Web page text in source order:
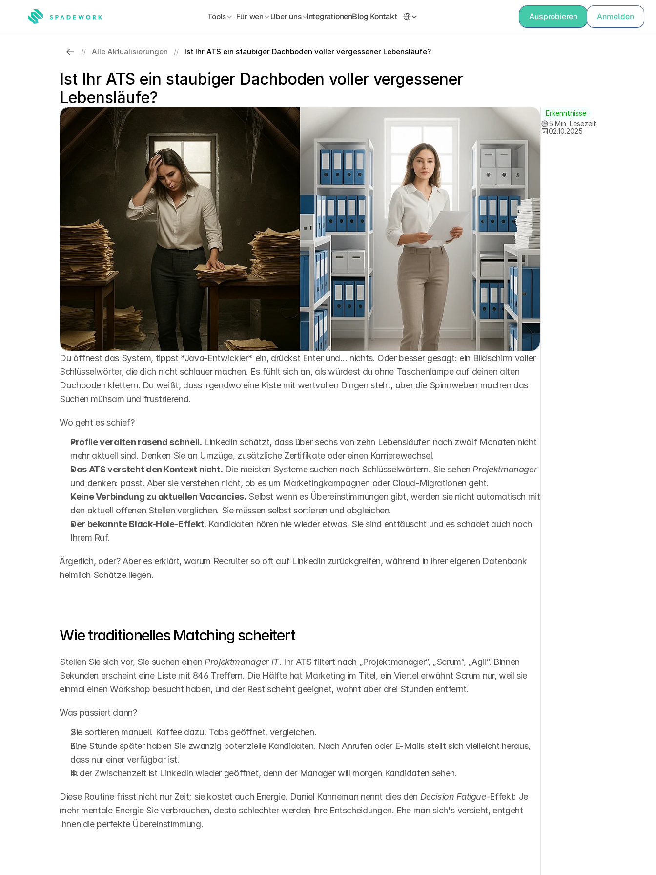
Tools Für wen Über uns IntegrationenBlog Kontakt Ausprobieren
Anmelden
// Alle Aktualisierungen // Ist Ihr ATS ein staubiger Dachboden voller vergessener Lebensläufe?
Ist Ihr ATS ein staubiger Dachboden voller vergessener
Lebensläufe?
Du öffnest das System, tippst *Java-Entwickler* ein, drückst Enter und… nichts. Oder besser gesagt: ein Bildschirm voller
Schlüsselwörter, die dich nicht schlauer machen. Es fühlt sich an, als würdest du ohne Taschenlampe auf deinen alten
Dachboden klettern. Du weißt, dass irgendwo eine Kiste mit wertvollen Dingen steht, aber die Spinnweben machen das
Suchen mühsam und frustrierend.
Wo geht es schief?
Profile veralten rasend schnell. LinkedIn schätzt, dass über sechs von zehn Lebensläufen nach zwölf Monaten nicht
mehr aktuell sind. Denken Sie an Umzüge, zusätzliche Zertifikate oder einen Karrierewechsel.
Das ATS versteht den Kontext nicht. Die meisten Systeme suchen nach Schlüsselwörtern. Sie sehen Projektmanager
und denken: passt. Aber sie verstehen nicht, ob es um Marketingkampagnen oder Cloud-Migrationen geht.
Keine Verbindung zu aktuellen Vacancies. Selbst wenn es Übereinstimmungen gibt, werden sie nicht automatisch mit
den aktuell offenen Stellen verglichen. Sie müssen selbst sortieren und abgleichen.
Der bekannte Black-Hole-Effekt. Kandidaten hören nie wieder etwas. Sie sind enttäuscht und es schadet auch noch
Ihrem Ruf.
Ärgerlich, oder? Aber es erklärt, warum Recruiter so oft auf LinkedIn zurückgreifen, während in ihrer eigenen Datenbank
heimlich Schätze liegen.
Wie traditionelles Matching scheitert
Stellen Sie sich vor, Sie suchen einen Projektmanager IT. Ihr ATS filtert nach „Projektmanager“, „Scrum“, „Agil“. Binnen
Sekunden erscheint eine Liste mit 846 Treffern. Die Hälfte hat Marketing im Titel, ein Viertel erwähnt Scrum nur, weil sie
einmal einen Workshop besucht haben, und der Rest scheint geeignet, wohnt aber drei Stunden entfernt.
Was passiert dann?
Sie sortieren manuell. Kaffee dazu, Tabs geöffnet, vergleichen.
Eine Stunde später haben Sie zwanzig potenzielle Kandidaten. Nach Anrufen oder E-Mails stellt sich vielleicht heraus,
dass nur einer verfügbar ist.
In der Zwischenzeit ist LinkedIn wieder geöffnet, denn der Manager will morgen Kandidaten sehen.
Diese Routine frisst nicht nur Zeit; sie kostet auch Energie. Daniel Kahneman nennt dies den Decision Fatigue-Effekt: Je
mehr mentale Energie Sie verbrauchen, desto schlechter werden Ihre Entscheidungen. Ehe man sich's versieht, entgeht
Ihnen die perfekte Übereinstimmung.
Erkenntnisse
5 Min. Lesezeit
02.10.2025